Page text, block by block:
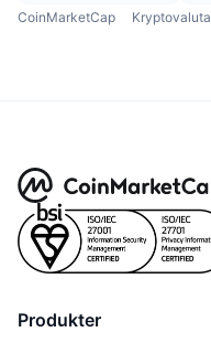
CoinMarketCap Kryptovaluta
Produkter